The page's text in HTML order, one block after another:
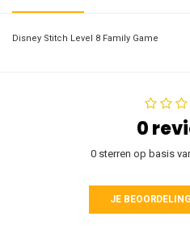
Disney Stitch Level 8 Family Game
0
0 sterren op basis
JE